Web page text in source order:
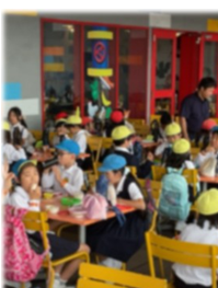
平成２６年度
2014年6月23日
救急救命法講
2014年6月17日
第１５回人権
2014年6月17日